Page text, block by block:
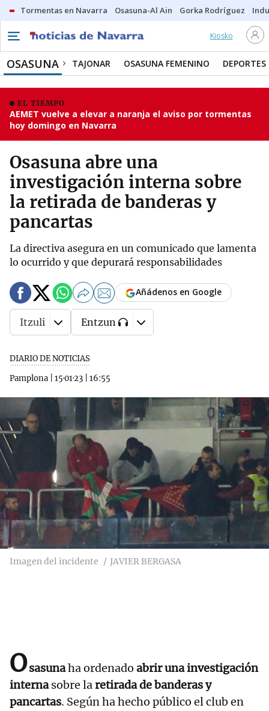
Tormentas en Navarra Osasuna-Al Ain Gorka Rodríguez
Kiosko
OSASUNA TAJONAR OSASUNA FEMENINO DEPORTES
EL TIEMPO
AEMET vuelve a elevar a naranja el aviso por tormentas
hoy domingo en Navarra
Osasuna abre una
investigación interna sobre
la retirada de banderas y
pancartas
La directiva asegura en un comunicado que lamenta
lo ocurrido y que depurará responsabilidades
DIARIO DE NOTICIAS
Pamplona
15·01·23 16:55
Añádenos en Google
Itzuli Entzun
Imagen del incidente JAVIER BERGASA
Osasunaha ordenado abrir una investigación
internasobre laretirada de banderas y
pancartas. Según ha hecho público el club en